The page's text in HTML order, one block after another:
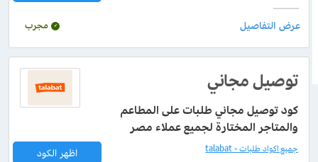
مجرب
توصيل مجاني
كود توصيل مجاني طلبات على المطاعم
والمتاجر المختارة لجميع عملاء مصر
اظهر الكود جميع اكواد طلبات - talabat